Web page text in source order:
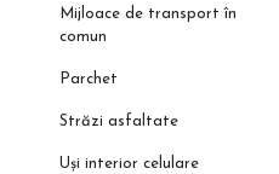
Mijloace de transport în
comun
Parchet
Străzi asfaltate
Uși interior celulare